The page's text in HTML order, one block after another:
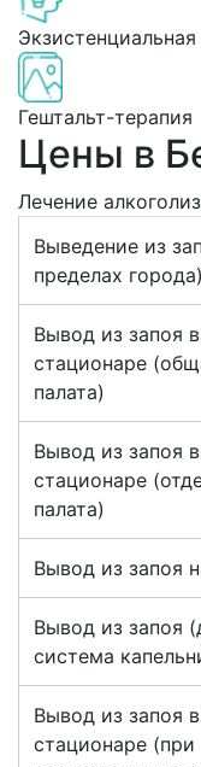
Гештальт-терапия
Цены в
Лечение
Выведение из
пределах города)
Вывод из запоя в
стационаре
палата)
Вывод из запоя в
стационаре
палата)
Вывод из запоя
Вывод из запоя
система
Вывод из запоя в
стационаре (при